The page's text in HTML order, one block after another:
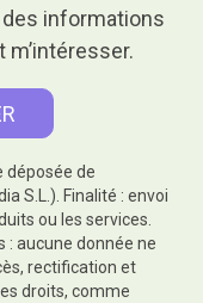
informations
m’intéresser.
déposée de
S.L.). Finalité : envoi
ou les services.
: aucune donnée ne
rectification et
droits, comme